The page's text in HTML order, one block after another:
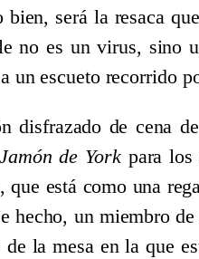
será la resaca
no es un virus, sino
un escueto recorrido
disfrazado de cena
de Yorkpara los
está como una
hecho, un miembro
la mesa en la que